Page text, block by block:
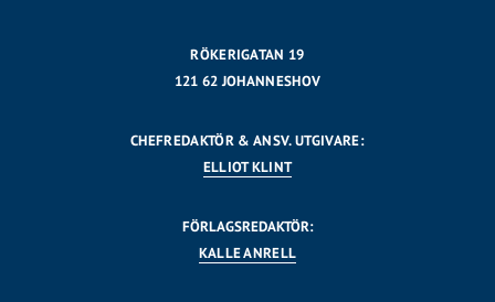
RÖKERIGATAN 19
121 62 JOHANNESHOV
CHEFREDAKTÖR & ANSV. UTGIVARE:
ELLIOT KLINT
FÖRLAGSREDAKTÖR:
KALLE ANRELL